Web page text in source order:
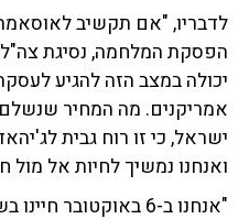
לדבריו, "אם תקשיב
הפסקת המלחמה, נסיגת
יכולה במצב הזה להגיע
אמריקנים. מה המחיר
ישראל, כי זו רוח גבית
ואנחנו נמשיך לחיות אל